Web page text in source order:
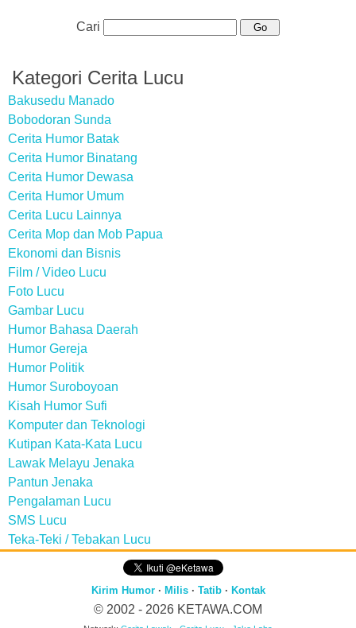
Cari
Kategori Cerita Lucu
Bakusedu Manado
Bobodoran Sunda
Cerita Humor Batak
Cerita Humor Binatang
Cerita Humor Dewasa
Cerita Humor Umum
Cerita Lucu Lainnya
Cerita Mop dan Mob Papua
Ekonomi dan Bisnis
Film / Video Lucu
Foto Lucu
Gambar Lucu
Humor Bahasa Daerah
Humor Gereja
Humor Politik
Humor Suroboyoan
Kisah Humor Sufi
Komputer dan Teknologi
Kutipan Kata-Kata Lucu
Lawak Melayu Jenaka
Pantun Jenaka
Pengalaman Lucu
SMS Lucu
Teka-Teki / Tebakan Lucu
Kirim Humor· Milis· Tatib· Kontak
© 2002 - 2026 KETAWA.COM